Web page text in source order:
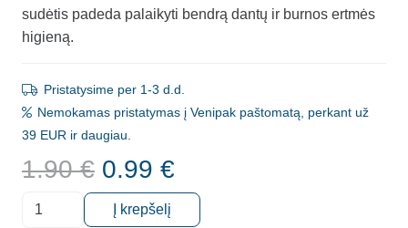
sudėtis padeda palaikyti bendrą dantų ir burnos ertmės
higieną.
Pristatysime per 1-3 d.d.
Nemokamas pristatymas į Venipak paštomatą, perkant už
39 EUR ir daugiau.
1.90€ Original
price
was:
0.99 €
price
is:
produkto
Į krepšelį